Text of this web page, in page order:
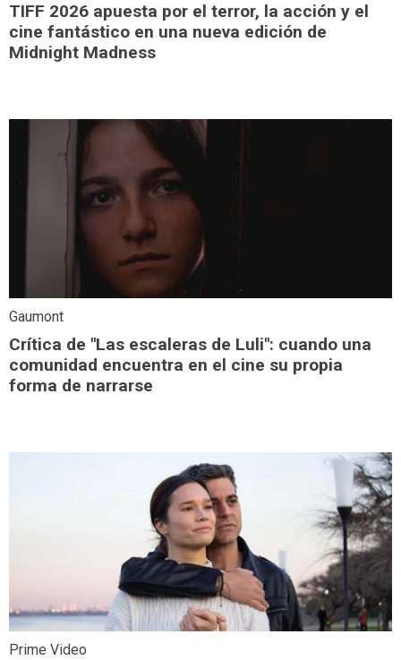
TIFF 2026 apuesta por el terror, la acción y el
cine fantástico en una nueva edición de
Midnight Madness
Gaumont
Crítica de "Las escaleras de Luli": cuando una
comunidad encuentra en el cine su propia
forma de narrarse
Prime Video